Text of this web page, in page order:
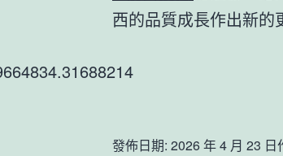
西的品質成長作出新的
發佈日期: 2026 年 4 月 23 日